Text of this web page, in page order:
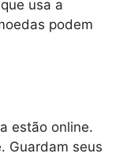
usa a
podem
estão online.
Guardam seus